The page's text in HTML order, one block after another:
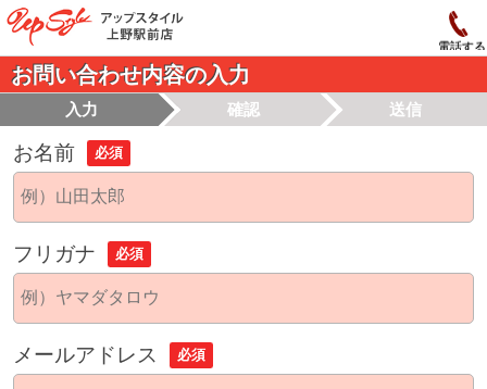
電話する
お問い合わせ内容の入力
入力 確認 送信
お名前 必須
フリガナ 必須
メールアドレス 必須